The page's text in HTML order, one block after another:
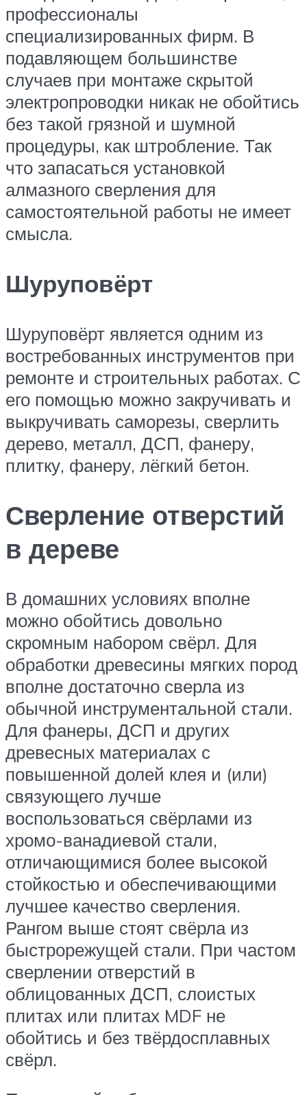
профессионалы
специализированных фирм. В
подавляющем большинстве
случаев при монтаже скрытой
электропроводки никак не обойтись
без такой грязной и шумной
процедуры, как штробление. Так
что запасаться установкой
алмазного сверления для
самостоятельной работы не имеет
смысла.
Шуруповёрт
Шуруповёрт является одним из
востребованных инструментов при
ремонте и строительных работах. С
его помощью можно закручивать и
выкручивать саморезы, сверлить
дерево, металл, ДСП, фанеру,
плитку, фанеру, лёгкий бетон.
Сверление отверстий
в дереве
В домашних условиях вполне
можно обойтись довольно
скромным набором свёрл. Для
обработки древесины мягких пород
вполне достаточно сверла из
обычной инструментальной стали.
Для фанеры, ДСП и других
древесных материалах с
повышенной долей клея и (или)
связующего лучше
воспользоваться свёрлами из
хромо-ванадиевой стали,
отличающимися более высокой
стойкостью и обеспечивающими
лучшее качество сверления.
Рангом выше стоят свёрла из
быстрорежущей стали. При частом
сверлении отверстий в
облицованных ДСП, слоистых
плитах или плитах MDF не
обойтись и без твёрдосплавных
свёрл.